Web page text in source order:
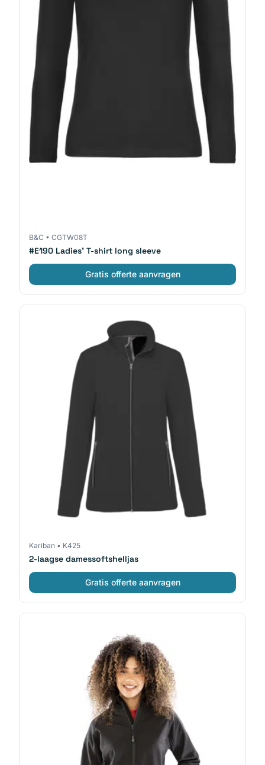
B&C • CGTW08T
#E190 Ladies' T-shirt long sleeve
Gratis offerte aanvragen
Kariban • K425
2-laagse damessoftshelljas
Gratis offerte aanvragen